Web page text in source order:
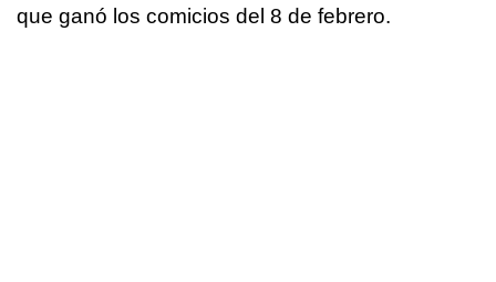
que ganó los comicios del 8 de febrero.